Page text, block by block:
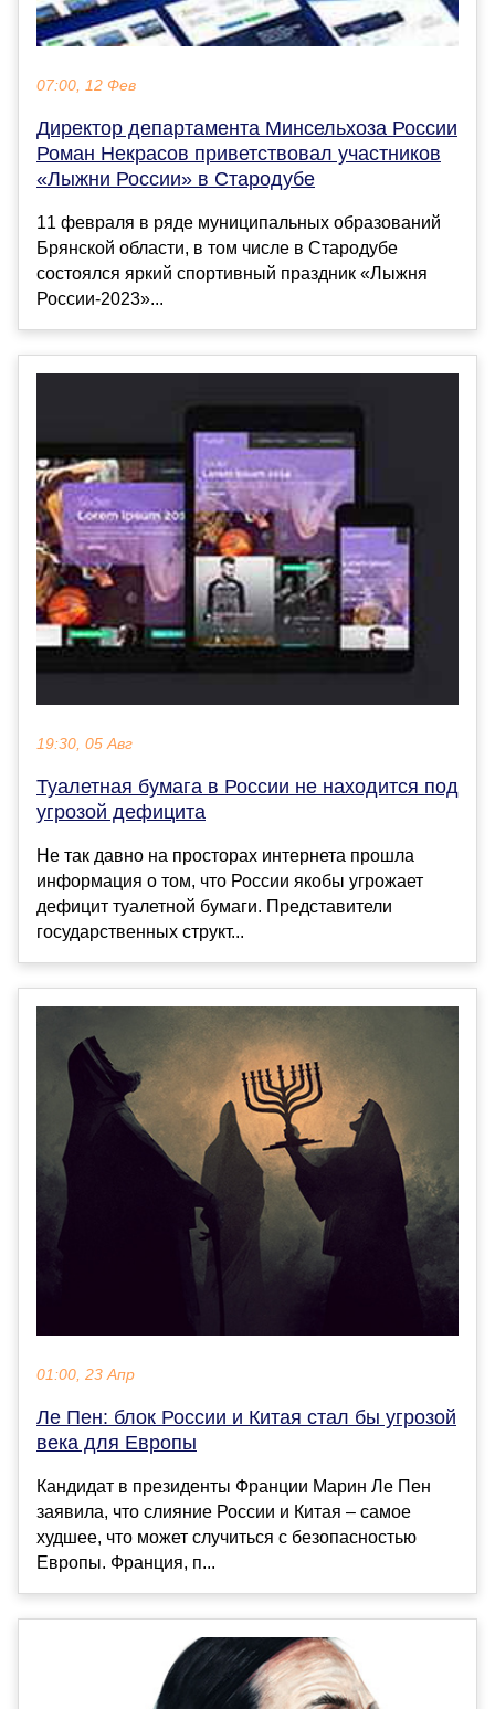
07:00, 12 Фев
Директор департамента Минсельхоза России
Роман Некрасов приветствовал участников
«Лыжни России» в Стародубе
11 февраля в ряде муниципальных образований
Брянской области, в том числе в Стародубе
состоялся яркий спортивный праздник «Лыжня
России-2023»...
19:30, 05 Авг
Туалетная бумага в России не находится под
угрозой дефицита
Не так давно на просторах интернета прошла
информация о том, что России якобы угрожает
дефицит туалетной бумаги. Представители
государственных структ...
01:00, 23 Апр
Ле Пен: блок России и Китая стал бы угрозой
века для Европы
Кандидат в президенты Франции Марин Ле Пен
заявила, что слияние России и Китая – самое
худшее, что может случиться с безопасностью
Европы. Франция, п...